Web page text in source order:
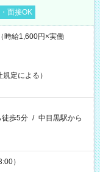
面接OK
時給1,600円×実働
定による）
徒歩5分 / 中目黒駅から
）